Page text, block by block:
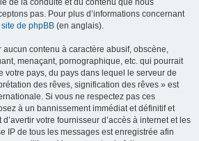
de la conduite et du contenu que nous
pas. Pour plus d’informations concernant
site de phpBB (en anglais).
contenu à caractère abusif, obscène,
menaçant, pornographique, etc. qui pourrait
votre pays, du pays dans lequel le serveur de
des rêves, signification des rêves » est
Si vous ne respectez pas ces
à un bannissement immédiat et définitif et
votre fournisseur d’accès à internet et les
IP de tous les messages est enregistrée afin